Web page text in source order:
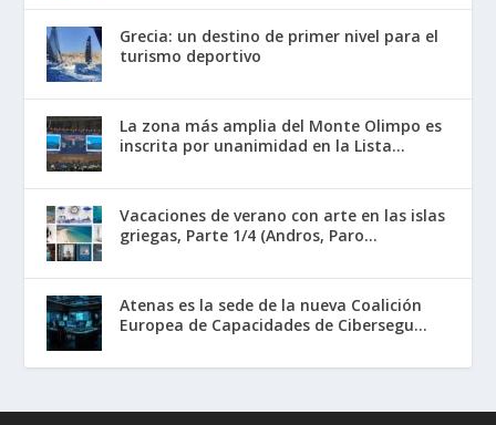
Grecia: un destino de primer nivel para el
turismo deportivo
La zona más amplia del Monte Olimpo es
inscrita por unanimidad en la Lista...
Vacaciones de verano con arte en las islas
griegas, Parte 1/4 (Andros, Paro...
Atenas es la sede de la nueva Coalición
Europea de Capacidades de Cibersegu...